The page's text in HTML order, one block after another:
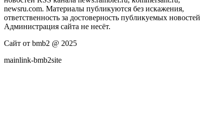
newsru.com. Материалы публикуются без искажения,
ответственность за достоверность публикуемых новостей
Администрация сайта не несёт.
Сайт от bmb2 @ 2025
mainlink-bmb2site